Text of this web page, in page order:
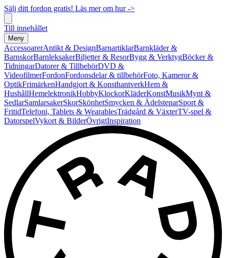
Sälj ditt fordon gratis! Läs mer om hur ->
Till innehållet
Meny
AccessoarerAntikt & DesignBarnartiklarBarnkläder &
BarnskorBarnleksakerBiljetter & ResorBygg & VerktygBöcker &
TidningarDatorer & TillbehörDVD &
VideofilmerFordonFordonsdelar & tillbehörFoto, Kameror &
OptikFrimärkenHandgjort & KonsthantverkHem &
HushållHemelektronikHobbyKlockorKläderKonstMusikMynt &
SedlarSamlarsakerSkorSkönhetSmycken & ÄdelstenarSport &
FritidTelefoni, Tablets & WearablesTrädgård & VäxterTV-spel &
DatorspelVykort & BilderÖvrigtInspiration